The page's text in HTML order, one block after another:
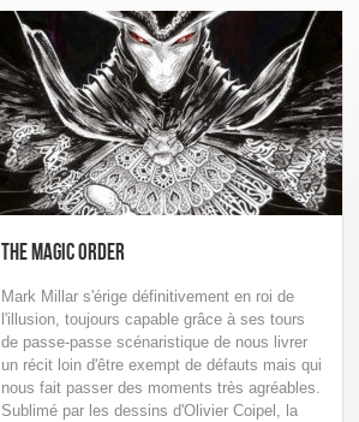
The Magic Order
Mark Millar s'érige définitivement en roi de
l'illusion, toujours capable grâce à ses tours
de passe-passe scénaristique de nous livrer
un récit loin d'être exempt de défauts mais qui
nous fait passer des moments très agréables.
Sublimé par les dessins d'Olivier Coipel, la